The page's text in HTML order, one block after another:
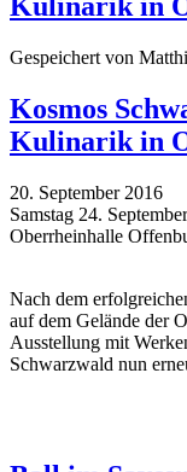
Gespeichert von
Kosmos
Kulinarik in
20. September 2016
Samstag 24.
Oberrheinhalle
Nach dem
auf dem Gelände der
Ausstellung mit
Schwarzwald nun